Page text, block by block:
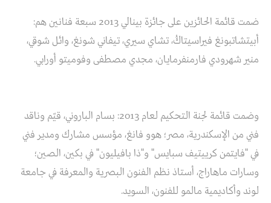
ضمت قائمة الحائزين على جائزة بينالي 2013 سبعة فنانين هم:
أبيتشاتبونغ فيراسيتاكُ، تشاي سيري، تيفاني شونغ، وائل شوقي،
منير شهرودي فارمنفرمايان، مجدي مصطفى وفوميتو أورابي.
وضمت قائمة لجنة التحكيم لعام 2013: بسام الباروني، قيّم وناقد
فني من الإسكندرية، مصر؛ هوو فانغ، مؤسس مشارك ومدير فني
في "فايتمن كرييتيف سبايس" و"ذا بافيليون" في بكين، الصين؛
وسارات ماهاراج، أستاذ نظم الفنون البصرية والمعرفة في جامعة
لوند وأكاديمية مالمو للفنون، السويد.